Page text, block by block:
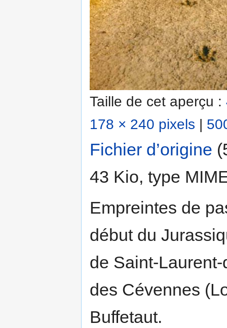
Taille de cet aperçu :
178 × 240 pixels |
Fichier d’origine
43 Kio, type
Empreintes de
début du
de Saint-
des Cévennes
Buffetaut.